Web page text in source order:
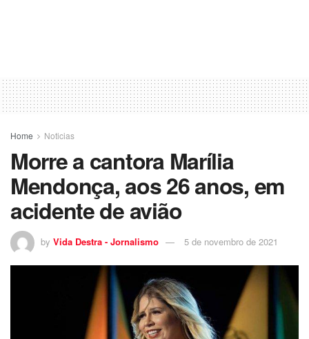
Home Noticias
Morre a cantora Marília
Mendonça, aos 26 anos, em
acidente de avião
by Vida Destra - Jornalismo 5 de novembro de 2021